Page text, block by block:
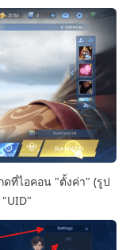
ที่ไอคอน "ตั้งค่า" (รูป